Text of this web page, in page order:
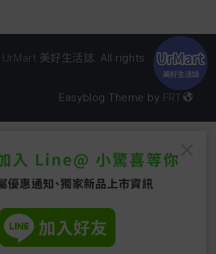
UrMart 美好生活誌. All rights
Easyblog Theme by FRT